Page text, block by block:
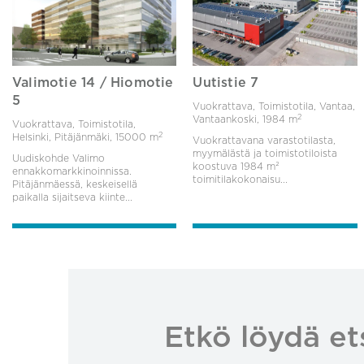
Valimotie 14 / Hiomotie
5
Vuokrattava, Toimistotila,
Helsinki, Pitäjänmäki, 15000 m2
Uudiskohde Valimo
ennakkomarkkinoinnissa.
Pitäjänmäessä, keskeisellä
paikalla sijaitseva kiinte...
Uutistie 7
Vuokrattava, Toimistotila, Vantaa,
Vantaankoski,1984 m2
Vuokrattavana varastotilasta,
myymälästä ja toimistotiloista
koostuva 1984 m²
toimitilakokonaisu...
Etkö löydä